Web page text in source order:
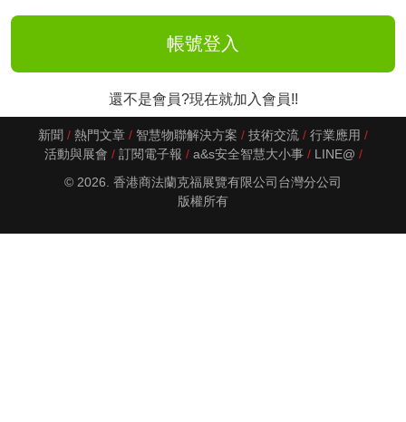
還不是會員?現在就加入會員!!
新聞 熱門文章 智慧物聯解決方案 技術交流
行業應用
活動與展會
訂閱電子報 a&s安全智慧大小事
LINE@
© 2026. 香港商法蘭克福展覽有限公司台灣分公司
版權所有